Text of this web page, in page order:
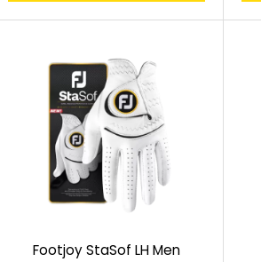
Footjoy StaSof LH Men